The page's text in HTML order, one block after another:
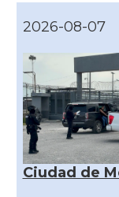
2026-08-07
Ciudad de